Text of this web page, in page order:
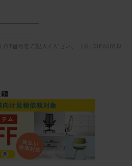
番号をご記入ください。（※JOIFA602以